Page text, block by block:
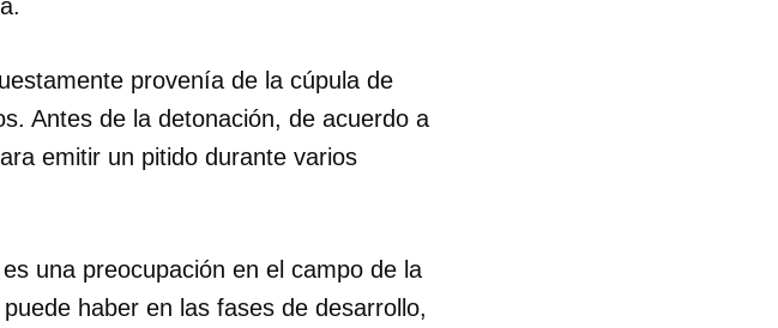
provenía de la cúpula de
Antes de la detonación, de acuerdo a
emitir un pitido durante varios
una preocupación en el campo de la
haber en las fases de desarrollo,